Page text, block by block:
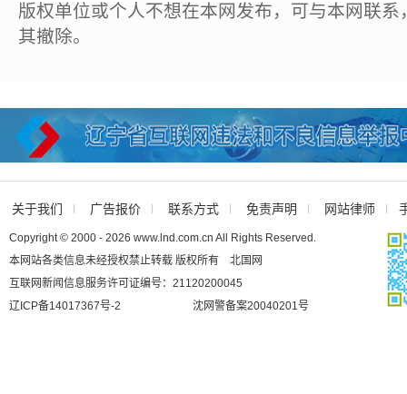
版权单位或个人不想在本网发布，可与本网联
其撤除。
关于我们 广告报价 联系方式 免责声明 网站律师
Copyright © 2000 - 2026 www.lnd.com.cn All Rights Reserved.
本网站各类信息未经授权禁止转载 版权所有 北国网
互联网新闻信息服务许可证编号：21120200045
辽ICP备14017367号-2
沈网警备案20040201号